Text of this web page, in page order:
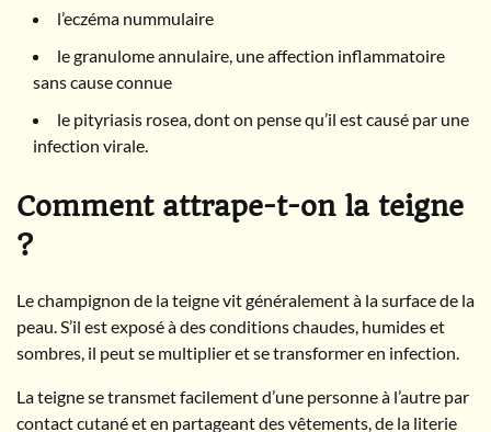
l’eczéma nummulaire
le granulome annulaire, une affection inflammatoire
sans cause connue
le pityriasis rosea, dont on pense qu’il est causé par une
infection virale.
Comment attrape-t-on la teigne
?
Le champignon de la teigne vit généralement à la surface de la
peau. S’il est exposé à des conditions chaudes, humides et
sombres, il peut se multiplier et se transformer en infection.
La teigne se transmet facilement d’une personne à l’autre par
contact cutané et en partageant des vêtements, de la literie